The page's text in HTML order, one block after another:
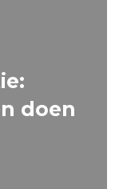
doen